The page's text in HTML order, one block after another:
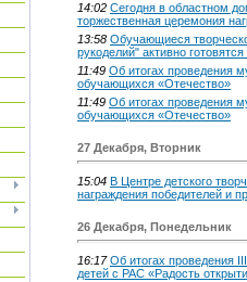
14:02 Сегодня в областном
торжественная церемония
13:58 Обучающиеся
рукоделий" активно готовятся
11:49 Об итогах проведения
обучающихся «Отечество»
11:49 Об итогах проведения
обучающихся «Отечество»
27 Декабря, Вторник
15:04 В Центре детского
награждения победителей и
26 Декабря, Понедельник
16:17 Об итогах проведения
детей с РАС «Радость